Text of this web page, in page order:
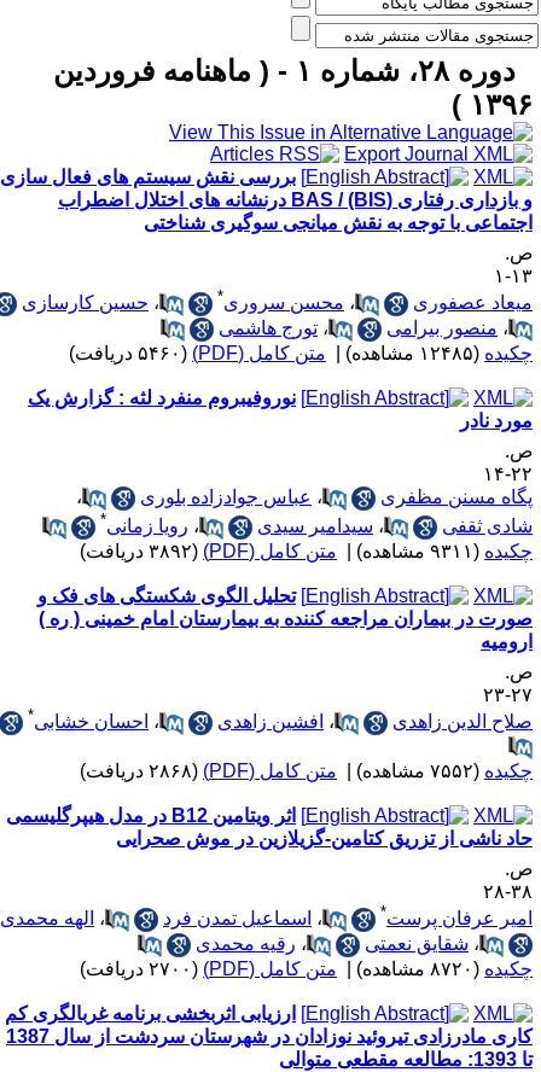
دوره ۲۸، شماره ۱ - ( ماهنامه فروردین
)
بررسی نقش سیستم های فعال سازی
و بازداری رفتاری (BAS / (BIS درنشانه های اختلال اضطراب
با توجه به نقش میانجی سوگیری شناختی
۱
عصفوری
،محسن سروری * ،حسین کارسازی
،منصور بیرامی ،تورج هاشمی
(۱۲۴۸۵ مشاهده) | متن کامل (PDF) (۵۴۶۰ دریافت)
نوروفیبروم منفرد لثه : گزارش یک
نادر
۱۴
مسنن مظفری
،عباس جوادزاده بلوری
،
ثقفی
،سیدامیر سیدی ،رویا زمانی
(۹۳۱۱ مشاهده) | متن کامل (PDF) (۳۸۹۲ دریافت)
تحلیل الگوی شکستگی های فک و
در بیماران مراجعه کننده به بیمارستان امام خمینی ( ره )
۲۳
الدین زاهدی
،افشین زاهدی ،احسان خشابی
(۷۵۵۲ مشاهده) | متن کامل (PDF) (۲۸۶۸ دریافت)
اثر ویتامین B12 در مدل هیپرگلیسمی
ناشی از تزریق کتامین-گزیلازین در موش صحرایی
۲۸
عرفان پرست
،اسماعیل تمدن فرد ،الهه محمدی
،شقایق نعمتی ،رقیه محمدی
(۸۷۲۰ مشاهده) | متن کامل (PDF) (۲۷۰۰ دریافت)
ارزیابی اثربخشی برنامه غربالگری کم
کاری مادرزادی تیروئید نوزادان در شهرستان سردشت از سال 1387
متوالی